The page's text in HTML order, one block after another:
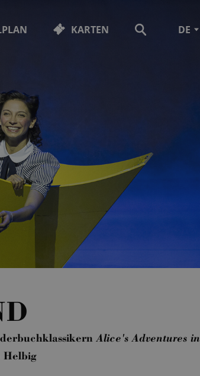
KARTEN DE
Alice's Adventures in
Helbig